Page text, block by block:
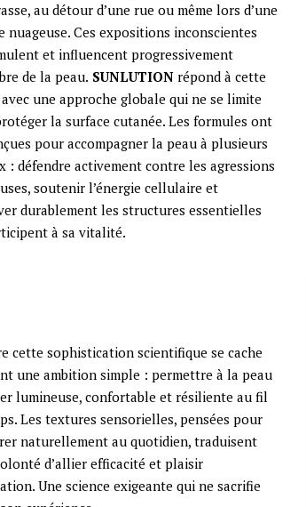
au détour d’une rue ou même lors d’une
nuageuse. Ces expositions inconscientes
et influencent progressivement
de la peau. SUNLUTION répond à cette
une approche globale qui ne se limite
la surface cutanée. Les formules ont
pour accompagner la peau à plusieurs
: défendre activement contre les agressions
soutenir l’énergie cellulaire et
durablement les structures essentielles
à sa vitalité.
cette sophistication scientifique se cache
une ambition simple : permettre à la peau
lumineuse, confortable et résiliente au fil
Les textures sensorielles, pensées pour
naturellement au quotidien, traduisent
d’allier efficacité et plaisir
Une science exigeante qui ne sacrifie